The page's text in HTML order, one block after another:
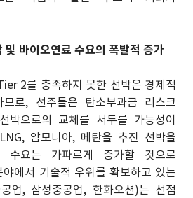
바이오연료 수요의 폭발적 증가
2를 충족하지 못한 선박은 경제적
로, 선주들은 탄소부과금 리스크
박으로의 교체를 서두를 가능성이
암모니아, 메탄올 추진 선박을
수요는 가파르게 증가할 것으로
에서 기술적 우위를 확보하고 있는
업, 삼성중공업, 한화오션)는 선점